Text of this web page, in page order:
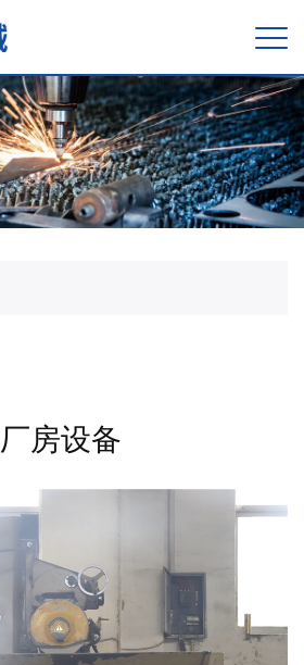
厂房设备